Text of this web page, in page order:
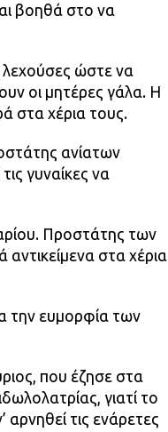
βοηθά στο να
ώστε να
οι μητέρες γάλα. Η
στα χέρια τους.
ανίατων
γυναίκες να
Προστάτης των
στα χέρια
την ευμορφία των
που έζησε στα
γιατί το
τις ενάρετες